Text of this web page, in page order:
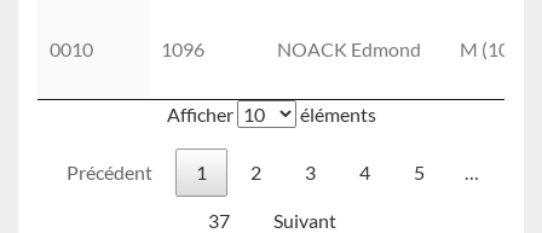
0010 1096 NOACK Edmond M (10.)
Afficher éléments
Précédent 1 2 3 4 5 …
37 Suivant